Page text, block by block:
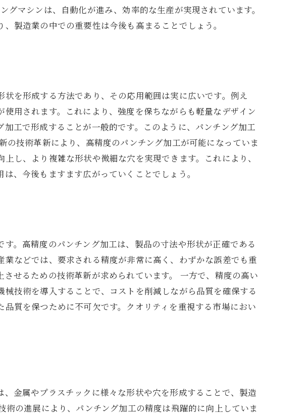
マシンは、自動化が進み、効率的な生産が実現されています。
製造業の中での重要性は今後も高まることでしょう。
を形成する方法であり、その応用範囲は実に広いです。例え
用されます。これにより、強度を保ちながらも軽量なデザイン
工で形成することが一般的です。このように、パンチング加工
技術革新により、高精度のパンチング加工が可能になっていま
し、より複雑な形状や微細な穴を実現できます。これにより、
、今後もますます広がっていくことでしょう。
。高精度のパンチング加工は、製品の寸法や形状が正確である
などでは、要求される精度が非常に高く、わずかな誤差でも重
せるための技術革新が求められています。 一方で、精度の高い
技術を導入することで、コストを削減しながら品質を確保する
質を保つために不可欠です。クオリティを重視する市場におい
金属やプラスチックに様々な形状や穴を形成することで、製造
の進展により、パンチング加工の精度は飛躍的に向上していま